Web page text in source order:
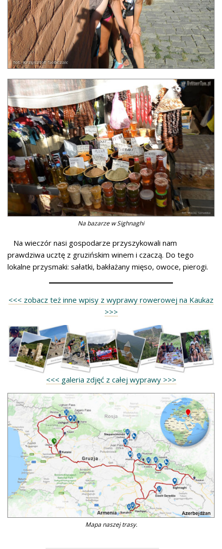
Na bazarze w Sighnaghi
Na wieczór nasi gospodarze przyszykowali nam
prawdziwa ucztę z gruzińskim winem i czaczą. Do tego
lokalne przysmaki: sałatki, bakłażany mięso, owoce, pierogi.
<<< zobacz też inne wpisy z wyprawy rowerowej na Kaukaz
>>>
<<< galeria zdjęć z całej wyprawy >>>
Mapa naszej trasy.